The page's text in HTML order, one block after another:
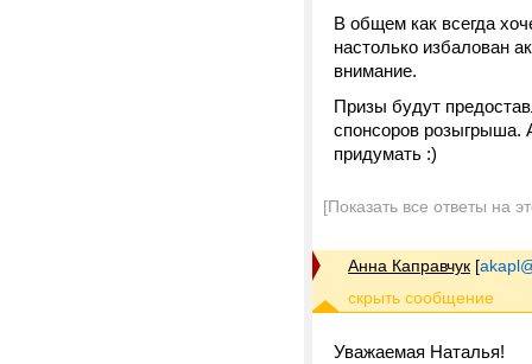
В общем как всегда
настолько избалован
внимание.
Призы будут
спонсоров розыгрыша.
придумать :)
[Показать все ответы на
Анна Каправчук [
Уважаемая Наталья!